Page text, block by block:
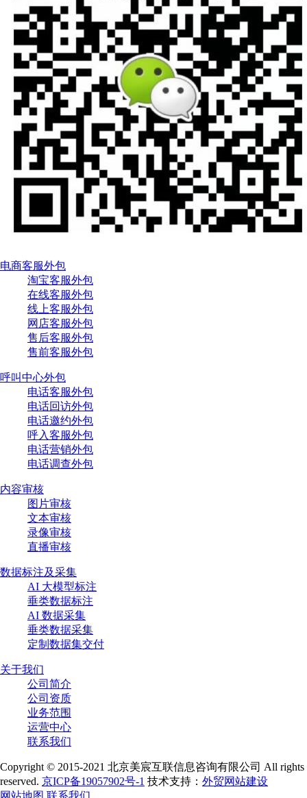
电商客服外包
淘宝客服外包
在线客服外包
线上客服外包
网店客服外包
售后客服外包
售前客服外包
呼叫中心外包
电话客服外包
电话回访外包
电话邀约外包
呼入客服外包
电话营销外包
电话调查外包
内容审核
图片审核
文本审核
录像审核
直播审核
数据标注及采集
AI 大模型标注
垂类数据标注
AI 数据采集
垂类数据采集
定制数据集交付
关于我们
公司简介
公司资质
业务范围
运营中心
联系我们
Copyright © 2015-2021 北京美宸互联信息咨询有限公司 All rights
reserved. 京ICP备19057902号-1 技术支持： 外贸网站建设
网站地图 联系我们